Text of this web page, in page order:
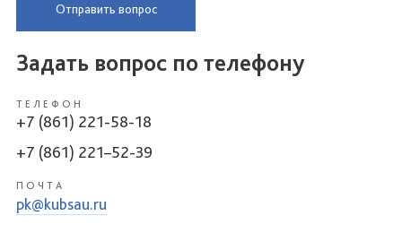
Отправить вопрос
Задать вопрос по телефону
ТЕЛЕФОН
+7 (861) 221-58-18
+7 (861) 221–52-39
ПОЧТА
pk@kubsau.ru